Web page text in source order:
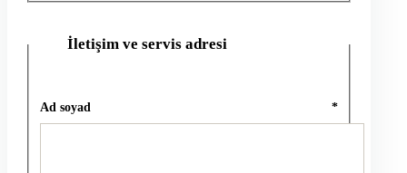
İletişim ve servis adresi
Ad soyad *